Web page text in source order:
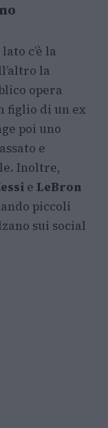
c’è la
la
opera
figlio di un ex
poi uno
e
Inoltre,
e LeBron
piccoli
sui social